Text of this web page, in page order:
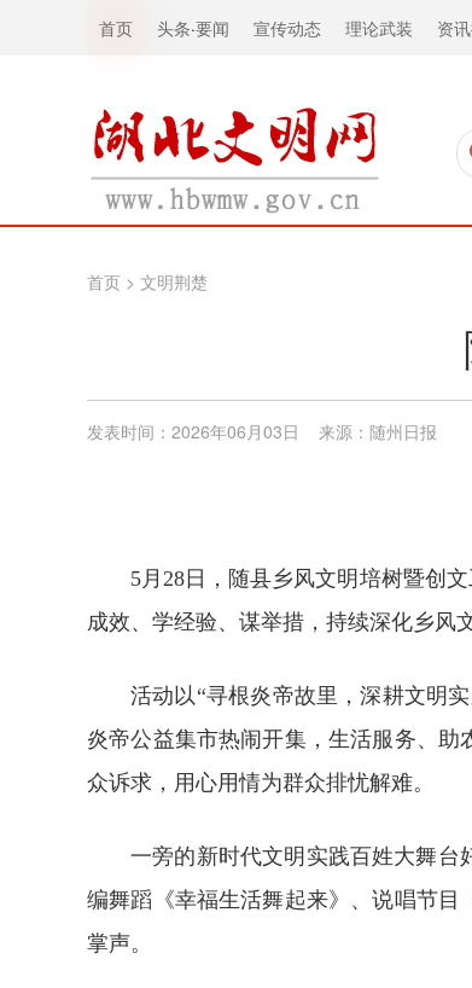
首页 头条·要闻 宣传动态 理论武装 资
首页 > 文明荆楚
发表时间：2026年06月03日 来源：随州日报
5月28日，随县乡风文明培树暨创
成效、学经验、谋举措，持续深化乡风
活动以“寻根炎帝故里，深耕文明
炎帝公益集市热闹开集，生活服务、
众诉求，用心用情为群众排忧解难。
一旁的新时代文明实践百姓大舞台
编舞蹈《幸福生活舞起来》、说唱节
掌声。